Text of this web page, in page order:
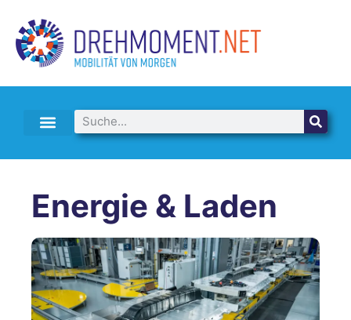
Energie & Laden